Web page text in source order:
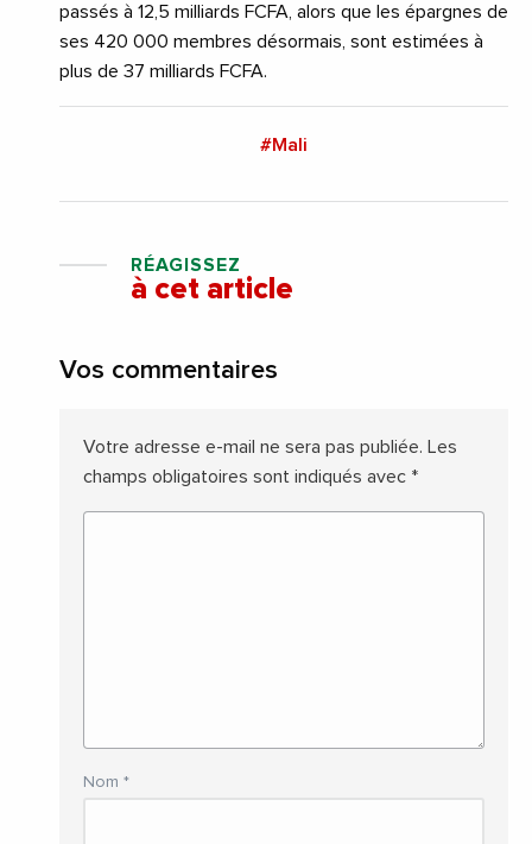
passés à 12,5 milliards FCFA, alors que les épargnes de
ses 420 000 membres désormais, sont estimées à
plus de 37 milliards FCFA.
#Mali
RÉAGISSEZ
à cet article
Vos commentaires
Votre adresse e-mail ne sera pas publiée. Les
champs obligatoires sont indiqués avec *
Nom *